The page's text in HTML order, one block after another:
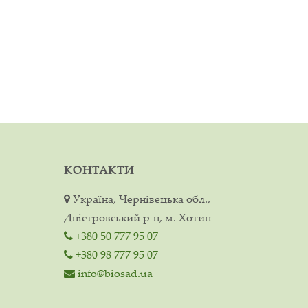
КОНТАКТИ
Україна, Чернівецька обл.,
Дністровський р-н, м. Хотин
+380 50 777 95 07
+380 98 777 95 07
info@biosad.ua